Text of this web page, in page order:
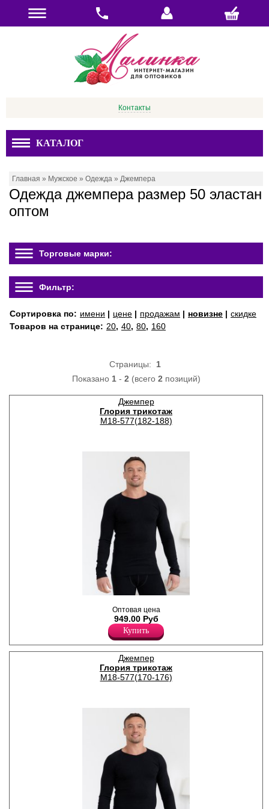
Контакты
КАТАЛОГ
Главная » Мужское » Одежда » Джемпера
Одежда джемпера размер 50 эластан
оптом
Торговые марки:
Фильтр:
Сортировка по: имени | цене | продажам | новизне | скидке
Товаров на странице: 20, 40, 80, 160
Страницы: 1
Показано 1- 2 (всего 2 позиций)
Джемпер
Глория трикотаж
М18-577(182-188)
повседневной носки в
прохладную и холодную
погоду, с начесом.
Хлопок 95%
Эластан 5%
Оптовая цена
949.00 Руб
Купить
Джемпер
Глория трикотаж
М18-577(170-176)